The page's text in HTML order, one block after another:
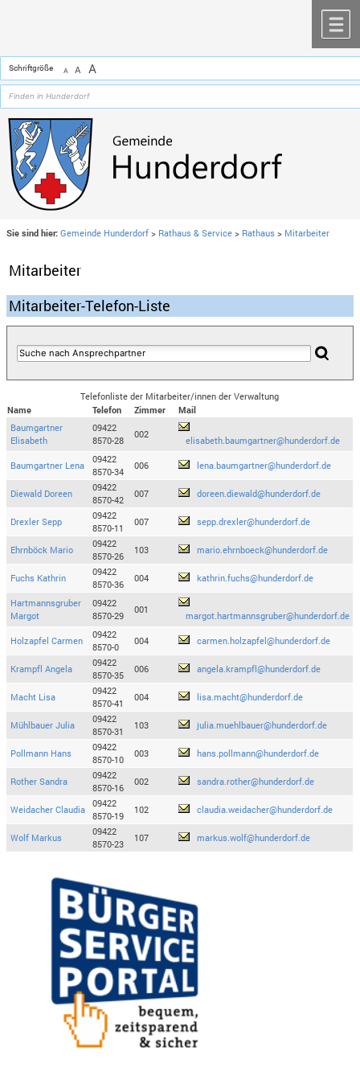
Schriftgröße A A A
Sie sind hier: Gemeinde Hunderdorf > Rathaus & Service > Rathaus > Mitarbeiter
Mitarbeiter
Mitarbeiter-Telefon-Liste
Telefonliste der Mitarbeiter/innen der Verwaltung
Name
Telefon Zimmer
Mail
Baumgartner
Elisabeth
09422
8570-28
002
elisabeth.baumgartner@hunderdorf.de
Baumgartner Lena
09422
8570-34
006 lena.baumgartner@hunderdorf.de
Diewald Doreen
09422
8570-42
007 doreen.diewald@hunderdorf.de
Drexler Sepp
09422
8570-11
007 sepp.drexler@hunderdorf.de
Ehrnböck Mario
09422
8570-26
103 mario.ehrnboeck@hunderdorf.de
Fuchs Kathrin
09422
8570-36
004 kathrin.fuchs@hunderdorf.de
Hartmannsgruber
Margot
09422
8570-29
001
margot.hartmannsgruber@hunderdorf.de
Holzapfel Carmen
09422
8570-0
004 carmen.holzapfel@hunderdorf.de
Krampfl Angela
09422
8570-35
006 angela.krampfl@hunderdorf.de
Macht Lisa
09422
8570-41
004 lisa.macht@hunderdorf.de
Mühlbauer Julia
09422
8570-31
103 julia.muehlbauer@hunderdorf.de
Pollmann Hans
09422
8570-10
003 hans.pollmann@hunderdorf.de
Rother Sandra
09422
8570-16
002 sandra.rother@hunderdorf.de
Weidacher Claudia
09422
8570-19
102 claudia.weidacher@hunderdorf.de
Wolf Markus
09422
8570-23
107 markus.wolf@hunderdorf.de